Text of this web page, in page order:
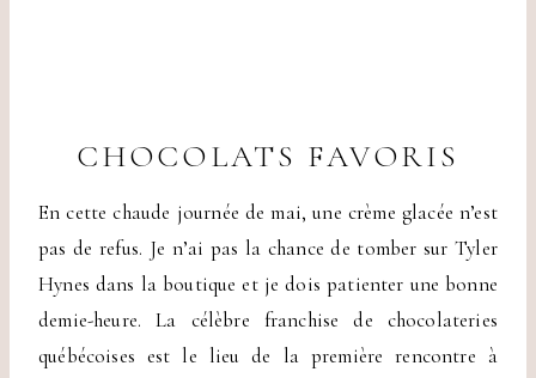
CHOCOLATS FAVORIS
En cette chaude journée de mai, une crème glacée n’est
pas de refus. Je n’ai pas la chance de tomber sur Tyler
Hynes dans la boutique et je dois patienter une bonne
demie-heure. La célèbre franchise de chocolateries
québécoises est le lieu de la première rencontre à